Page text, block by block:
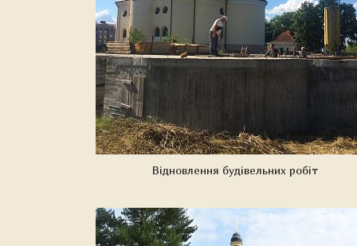
Відновлення будівельних робіт